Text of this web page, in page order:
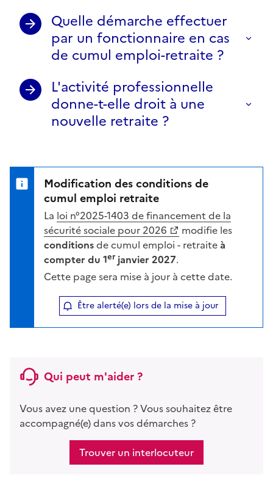
Quelle démarche effectuer
par un fonctionnaire en cas
de cumul emploi-retraite ?
L'activité professionnelle
donne-t-elle droit à une
nouvelle retraite ?
Modification des conditions de
cumul emploi retraite
La loi n°2025-1403 de financement de la
sécurité sociale pour 2026
modifie les
conditionsde cumul emploi - retraiteà
compter du 1er janvier 2027.
Cette page sera mise à jour à cette date.
Être alerté(e) lors de la mise à jour
Qui peut m'aider ?
Vous avez une question ? Vous souhaitez être
accompagné(e) dans vos démarches ?
Trouver un interlocuteur